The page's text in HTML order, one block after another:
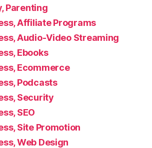
Parenting
Affiliate Programs
Audio-Video Streaming
Ebooks
Ecommerce
Podcasts
Security
SEO
Site Promotion
Web Design